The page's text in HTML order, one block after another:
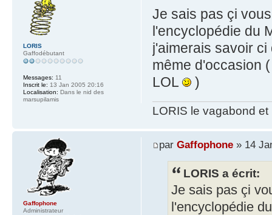
Je sais pas çi
l'encyclopédie du
j'aimerais savoir
même d'occasion
LOL
)
LORIS le vagabond
LORIS
Gaffodébutant
Messages: 11
Inscrit le: 13 Jan 2005 20:16
Localisation: Dans le nid des
marsupilamis
par Gaffophone» 14
LORIS a écrit:
Je sais pas çi
l'encyclopédie
Gaffophone
Administrateur